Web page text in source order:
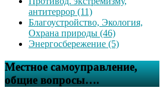
антитеррор (11)
Благоустройство, Экология,
Охрана природы (46)
Энергосбережение (5)
Местное самоуправление,
общие вопросы….